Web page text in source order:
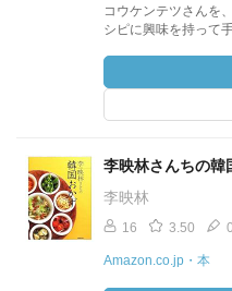
コウケンテツさんを
シピに興味を持って
李映林さんちの韓
李映林
16 3.50 0
Amazon.co.jp・本